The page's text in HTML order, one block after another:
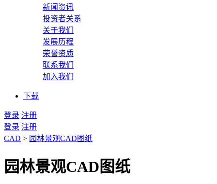
新闻资讯
投资者关系
关于我们
发展历程
荣誉资质
联系我们
加入我们
下载
登录 注册
登录 注册
CAD > 园林景观CAD图纸
园林景观CAD图纸